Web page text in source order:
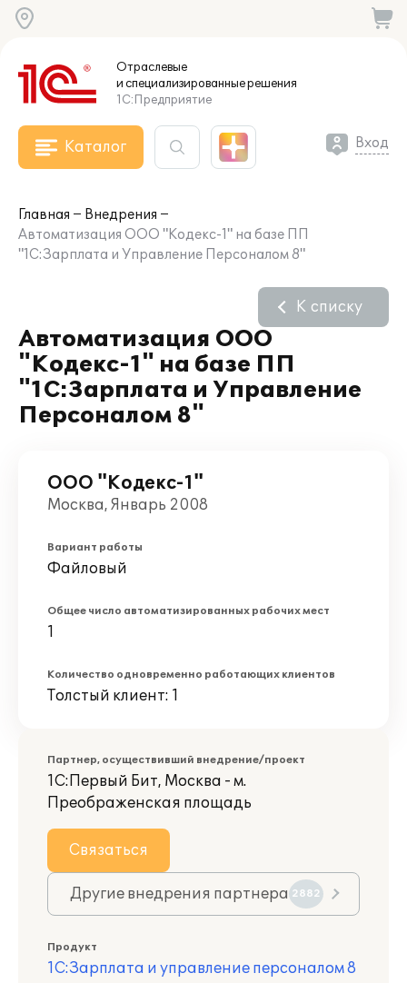
Отраслевые
и специализированныерешения
1С:Предприятие
Каталог Вход
Главная
Внедрения
Автоматизация ООО "Кодекс-1" на базе ПП
"1С:Зарплата и Управление Персоналом 8"
Автоматизация ООО
"Кодекс-1" на базе ПП
"1С:Зарплата и Управление
Персоналом 8"
К списку
ООО "Кодекс-1"
Москва, Январь 2008
Вариант работы
Файловый
Общее число автоматизированных рабочих мест
1
Количество одновременно работающих клиентов
Толстый клиент: 1
Партнер, осуществивший внедрение/проект
1С:Первый Бит, Москва - м.
Преображенская площадь
Связаться
Другие внедрения партнера 2882
Продукт
1С:Зарплата и управление персоналом 8